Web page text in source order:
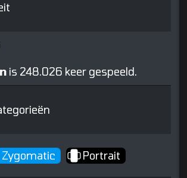
is 248.026 keer gespeeld.
Zygomatic Portrait